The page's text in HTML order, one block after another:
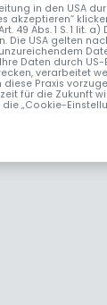
in den USA
akzeptieren“
49 Abs. 1 S. 1 lit. a)
Die USA gelten
Daten durch
verarbeitet
Praxis
für die Zukunft
„Cookie-